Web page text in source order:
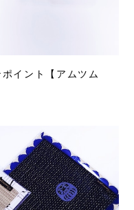
イント【アムツム